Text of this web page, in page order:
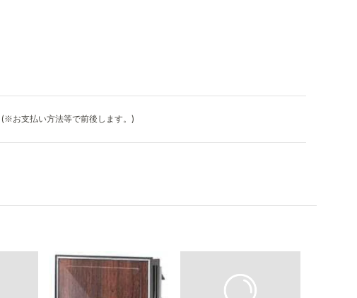
(※お支払い方法等で前後します。)